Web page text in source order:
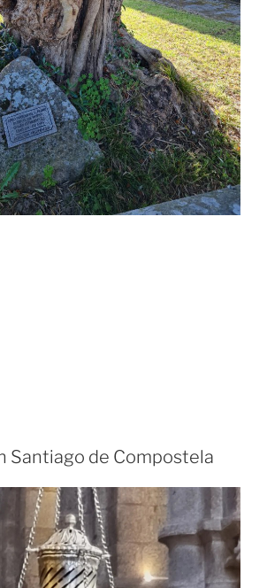
Santiago de Compostela